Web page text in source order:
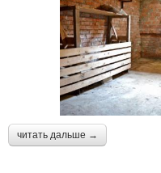
Погреба с нуля
читать дальше →